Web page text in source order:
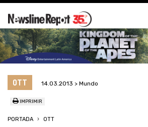
OTT 14.03.2013 > Mundo
IMPRIMIR
PORTADA OTT